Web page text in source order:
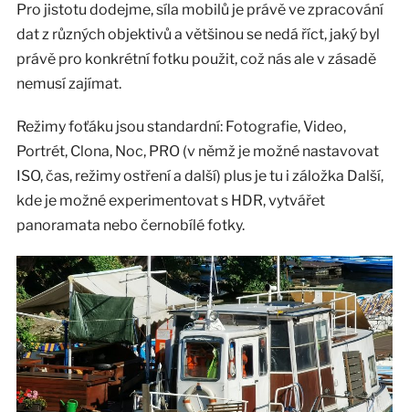
Pro jistotu dodejme, síla mobilů je právě ve zpracování
dat z různých objektivů a většinou se nedá říct, jaký byl
právě pro konkrétní fotku použit, což nás ale v zásadě
nemusí zajímat.
Režimy foťáku jsou standardní: Fotografie, Video,
Portrét, Clona, Noc, PRO (v němž je možné nastavovat
ISO, čas, režimy ostření a další) plus je tu i záložka Další,
kde je možné experimentovat s HDR, vytvářet
panoramata nebo černobílé fotky.